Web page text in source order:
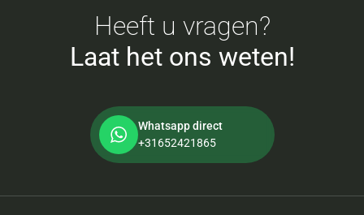
Heeft u vragen?
Laat het ons weten!
Whatsapp direct
+31652421865